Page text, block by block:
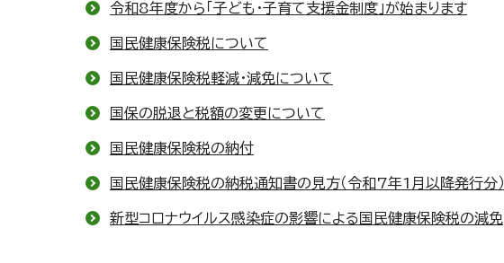
令和8年度から「子ども・子育て支援金制度」が始まります
国民健康保険税について
国民健康保険税軽減・減免について
国保の脱退と税額の変更について
国民健康保険税の納付
国民健康保険税の納税通知書の見方（令和7年1月以降発行分）
新型コロナウイルス感染症の影響による国民健康保険税の減免